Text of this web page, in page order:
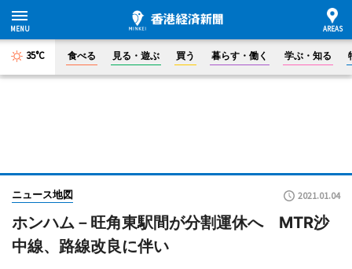
35°C 食べる 見る・遊ぶ 買う 暮らす・働く 学ぶ・知る
ニュース地図 2021.01.04
ホンハム－旺角東駅間が分割運休へ MTR沙
中線、路線改良に伴い